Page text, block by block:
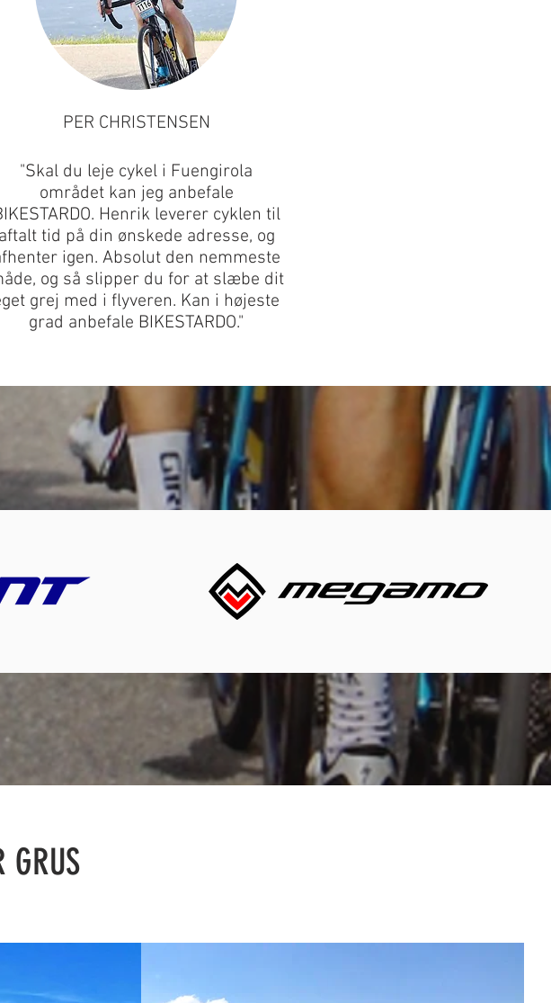
PER CHRISTENSEN
"Skal du leje cykel i Fuengirola
området kan jeg anbefale
Henrik leverer cyklen til
aftalt tid på din ønskede adresse, og
igen. Absolut den nemmeste
og så slipper du for at slæbe dit
grej med i flyveren. Kan i højeste
grad anbefale BIKESTARDO."
GRUS